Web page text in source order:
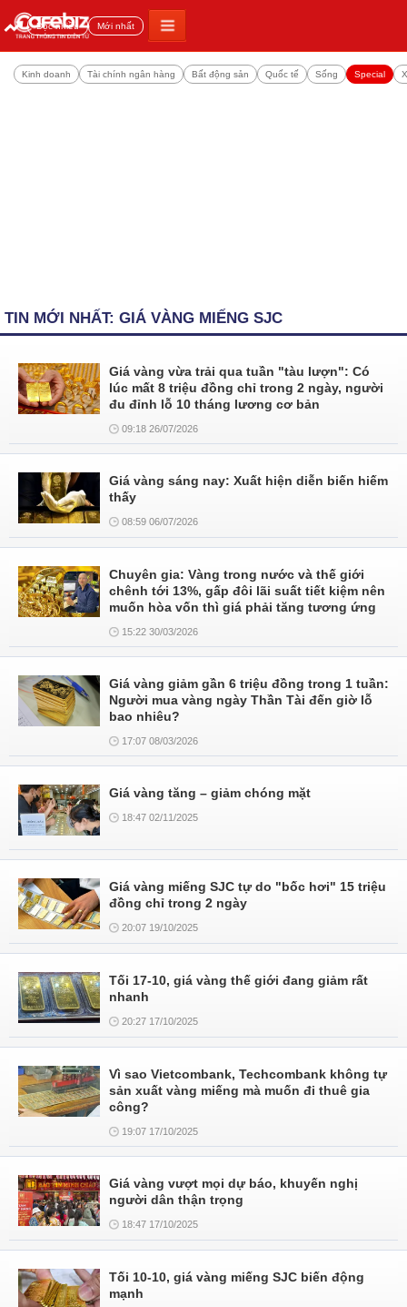
Đọc nhiều Mới nhất
Kinh doanh Tài chính ngân hàng Bất động sản Quốc tế Sống Special
TIN MỚI NHẤT: GIÁ VÀNG MIẾNG SJC
Giá vàng vừa trải qua tuần "tàu lượn": Có
lúc mất 8 triệu đồng chỉ trong 2 ngày, người
đu đỉnh lỗ 10 tháng lương cơ bản
09:18 26/07/2026
Giá vàng sáng nay: Xuất hiện diễn biến hiếm
thấy
08:59 06/07/2026
Chuyên gia: Vàng trong nước và thế giới
chênh tới 13%, gấp đôi lãi suất tiết kiệm nên
muốn hòa vốn thì giá phải tăng tương ứng
15:22 30/03/2026
Giá vàng giảm gần 6 triệu đồng trong 1 tuần:
Người mua vàng ngày Thần Tài đến giờ lỗ
bao nhiêu?
17:07 08/03/2026
Giá vàng tăng – giảm chóng mặt
18:47 02/11/2025
Giá vàng miếng SJC tự do "bốc hơi" 15 triệu
đồng chỉ trong 2 ngày
20:07 19/10/2025
Tối 17-10, giá vàng thế giới đang giảm rất
nhanh
20:27 17/10/2025
Vì sao Vietcombank, Techcombank không tự
sản xuất vàng miếng mà muốn đi thuê gia
công?
19:07 17/10/2025
Giá vàng vượt mọi dự báo, khuyến nghị
người dân thận trọng
18:47 17/10/2025
Tối 10-10, giá vàng miếng SJC biến động
mạnh